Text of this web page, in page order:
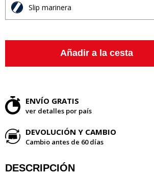
Slip marinera
Añadir a la cesta
ENVÍO GRATIS
ver detalles por país
DEVOLUCIÓN Y CAMBIO
Cambio antes de 60 días
DESCRIPCIÓN